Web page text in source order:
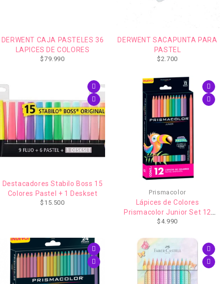
DERWENT CAJA PASTELES 36
LAPICES DE COLORES
$79.990
DERWENT SACAPUNTA PARA
PASTEL
$2.700
Destacadores Stabilo Boss 15
Colores Pastel + 1 Deskset
$ 15.500
Prismacolor
Lápices de Colores
Prismacolor Junior Set 12
Pasteles
$ 4.990